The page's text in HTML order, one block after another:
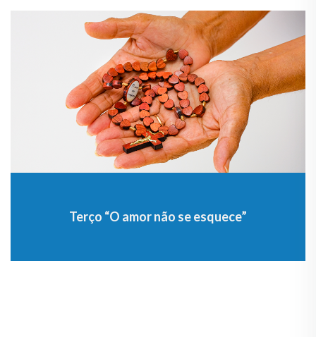
Terço “O amor não se esquece”